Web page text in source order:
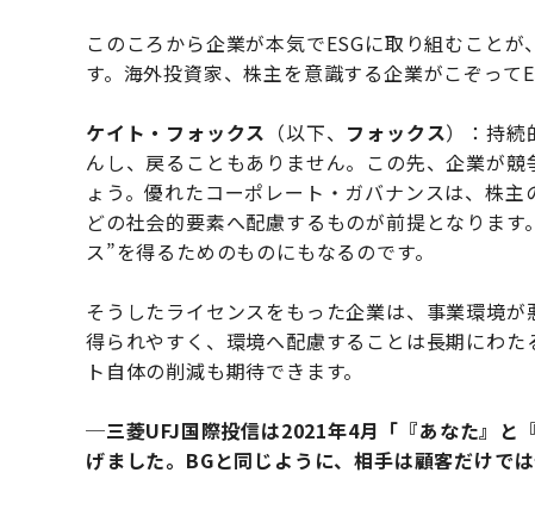
このころから企業が本気でESGに取り組むこと
す。海外投資家、株主を意識する企業がこぞって
ケイト・フォックス （以下、 フォックス）：持続
んし、戻ることもありません。この先、企業が
ょう。優れたコーポレート・ガバナンスは、株
どの社会的要素へ配慮するものが前提となりま
ス”を得るためのものにもなるのです。
そうしたライセンスをもった企業は、事業環境
得られやすく、環境へ配慮することは長期にわ
ト自体の削減も期待できます。
─三菱UFJ国際投信は2021年4月「『あなた』と
げました。BGと同じように、相手は顧客だけで